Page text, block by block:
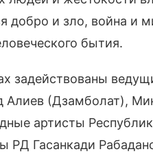
добро и зло, война и
бытия.
задействованы
(Дзамболат),
артисты
РД Гасанкади